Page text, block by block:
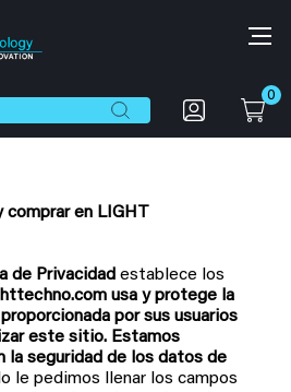
Botón de búsqueda 0
comprar en LIGHT
de Privacidad establece los
usa y protege la
por sus usuarios
este sitio. Estamos
la seguridad de los datos de
le pedimos llenar los campos